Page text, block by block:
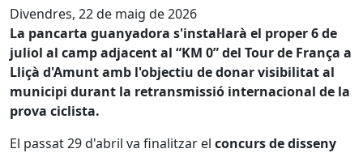
Divendres, 22 de maig de 2026
La pancarta guanyadora s'instal·larà el proper 6 de
juliol al camp adjacent al “KM 0” del Tour de França a
Lliçà d'Amunt amb l'objectiu de donar visibilitat al
municipi durant la retransmissió internacional de la
prova ciclista.
El passat 29 d'abril va finalitzar el concurs de disseny